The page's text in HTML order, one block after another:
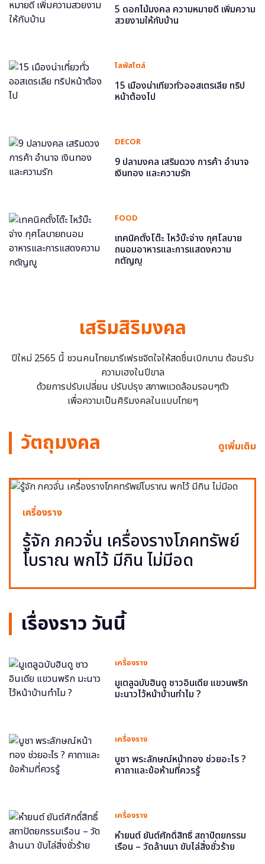
5 ดอกไม้มงคล ความหมายดี เพิ่มความ
สวยงามให้กับบ้าน
ไลฟ์สไตล์
15 เมืองน่าเที่ยวทั่วออสเตรเลีย ทริป
หน้าต้องไป
DECOR
9 ปลามงคล เสริมดวง การค้า อำนาจ
เงินทอง และความรัก
FOOD
เทคนิคตั้งโต๊ะ ไหว้บ๊ะจ่าง กุศโลบาย
ถนอมอาหารและการแสดงความ
กตัญญู
เสริมสิริมงคล
ปีใหม่ 2565 นี้ ชวนคนไทยมารีเฟรชจิตใจให้สดชื่นเบิกบาน ต้อนรับ
ความเฮงในปีขาล
ด้วยการปรับเปลี่ยน ปรับปรุง สภาพแวดล้อมรอบๆตัว
เพื่อความเป็นศิริมงคลในแบบไทยๆ
วัตถุมงคล ดูเพิ่มเติม
เครื่องราง
รู้จัก ภควจั่น เครื่องรางโภคทรัพย์
โบราณ พกไว้ มีกิน ไม่มีอด
เรื่องราว วันนี้
เครื่องราง
มูเตลูฉบับฮินดู ชาวอินเดีย แขวนพริก
มะนาวไว้หน้าบ้านทำไม ?
เครื่องราง
บูชา พระลักษณ์หน้าทอง ช่วยอะไร ?
คาถาและข้อห้ามที่ควรรู้
เครื่องราง
หำยนต์ ยันต์ศักดิ์สิทธิ์ สถาปัตยกรรม
เรือน – วัดล้านนา ขับไล่สิ่งชั่วร้าย